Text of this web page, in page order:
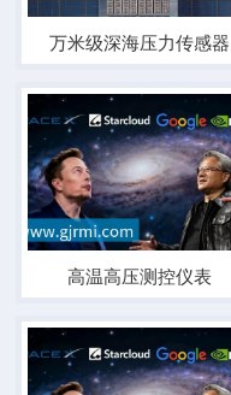
万米级深海压力传感器
高温高压测控仪表